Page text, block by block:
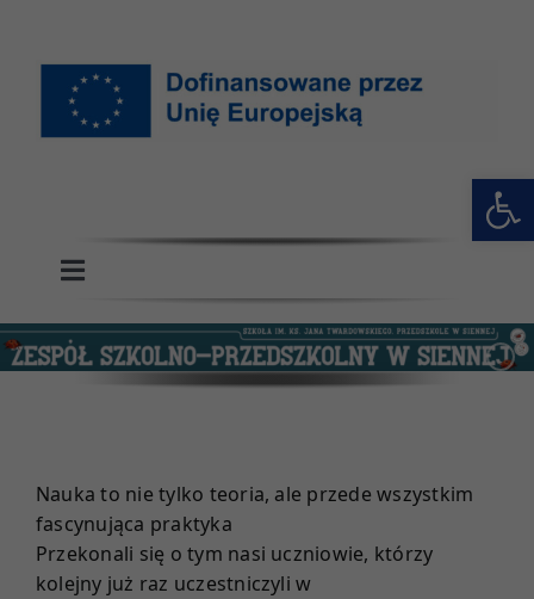
zawartości
Toggle
GŁÓWNA
PRZEDSZKOLE
E-DZIENNIK
Nauka to nie tylko teoria, ale przede wszystkim
fascynująca praktyka
Przekonali się o tym nasi uczniowie, którzy
kolejny już raz uczestniczyli w